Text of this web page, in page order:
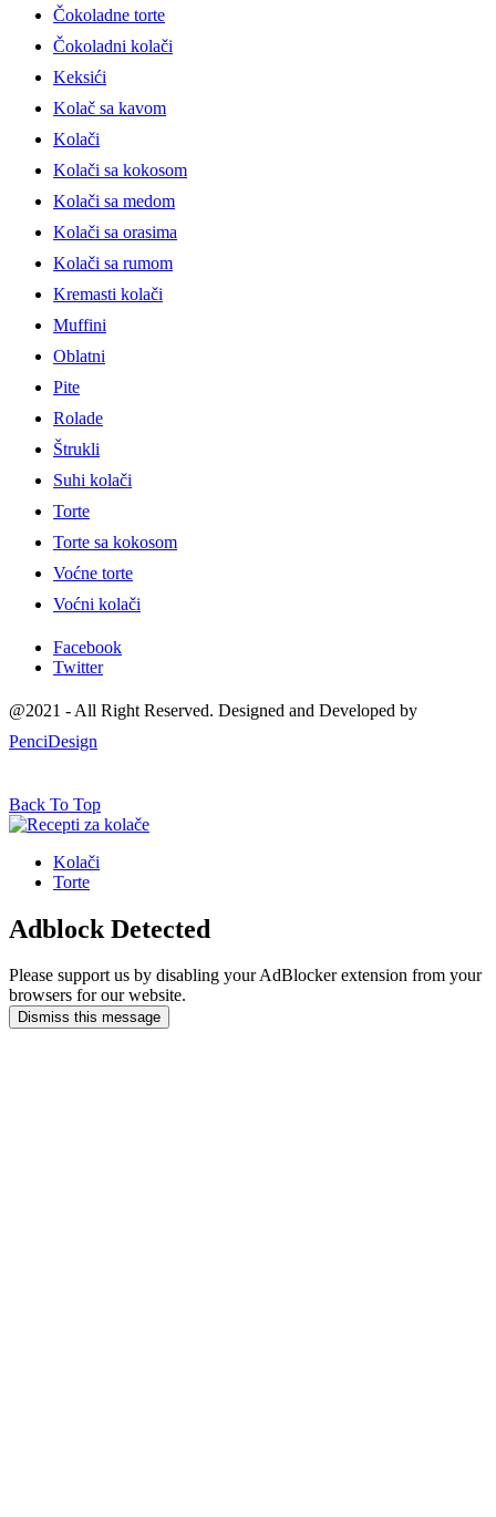
Čokoladne torte
Čokoladni kolači
Keksići
Kolač sa kavom
Kolači
Kolači sa kokosom
Kolači sa medom
Kolači sa orasima
Kolači sa rumom
Kremasti kolači
Muffini
Oblatni
Pite
Rolade
Štrukli
Suhi kolači
Torte
Torte sa kokosom
Voćne torte
Voćni kolači
Facebook
Twitter
@2021 - All Right Reserved. Designed and Developed by
PenciDesign
Back To Top
Kolači
Torte
Adblock Detected
Please support us by disabling your AdBlocker extension from your
browsers for our website.
Dismiss this message